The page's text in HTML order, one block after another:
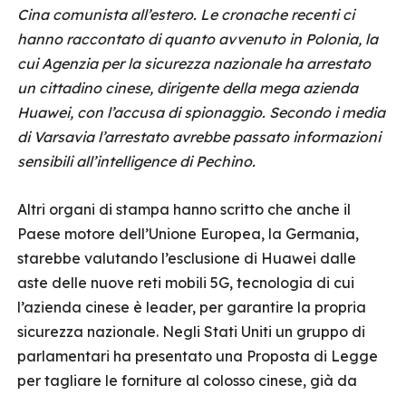
Cina comunista all’estero. Le cronache recenti ci
hanno raccontato di quanto avvenuto in Polonia, la
cui Agenzia per la sicurezza nazionale ha arrestato
un cittadino cinese, dirigente della mega azienda
Huawei, con l’accusa di spionaggio. Secondo i media
di Varsavia l’arrestato avrebbe passato informazioni
sensibili all’intelligence di Pechino.
Altri organi di stampa hanno scritto che anche il
Paese motore dell’Unione Europea, la Germania,
starebbe valutando l’esclusione di Huawei dalle
aste delle nuove reti mobili 5G, tecnologia di cui
l’azienda cinese è leader, per garantire la propria
sicurezza nazionale. Negli Stati Uniti un gruppo di
parlamentari ha presentato una Proposta di Legge
per tagliare le forniture al colosso cinese, già da